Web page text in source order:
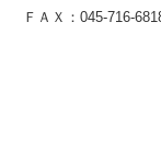
ＦＡＸ：045-716-